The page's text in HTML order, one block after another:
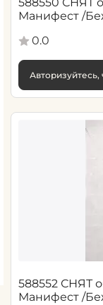
Манифест /
0.0
Авторизуйтесь,
588552 СНЯТ
Манифест /